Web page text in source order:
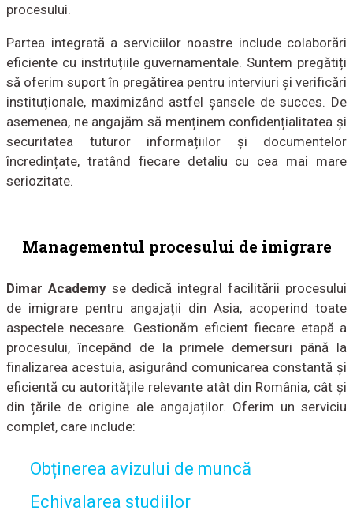
procesului.
Partea integrată a serviciilor noastre include colaborări
eficiente cu instituțiile guvernamentale. Suntem pregătiți
să oferim suport în pregătirea pentru interviuri și verificări
instituționale, maximizând astfel șansele de succes. De
asemenea, ne angajăm să menținem confidențialitatea și
securitatea tuturor informațiilor și documentelor
încredințate, tratând fiecare detaliu cu cea mai mare
seriozitate.
Managementul procesului de imigrare
Dimar Academy se dedică integral facilitării procesului
de imigrare pentru angajații din Asia, acoperind toate
aspectele necesare. Gestionăm eficient fiecare etapă a
procesului, începând de la primele demersuri până la
finalizarea acestuia, asigurând comunicarea constantă și
eficientă cu autoritățile relevante atât din România, cât și
din țările de origine ale angajaților. Oferim un serviciu
complet, care include:
Obținerea avizului de muncă
Echivalarea studiilor